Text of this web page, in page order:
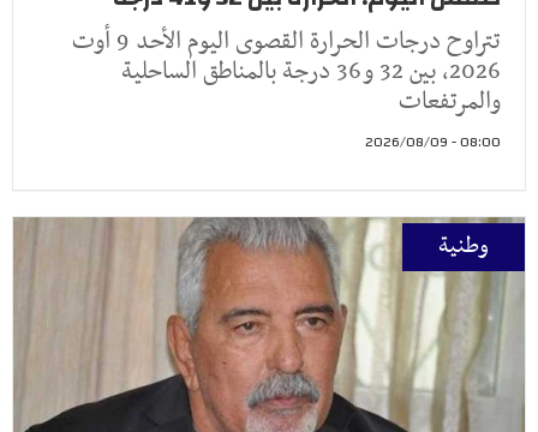
تتراوح درجات الحرارة القصوى اليوم الأحد 9 أوت
2026، بين 32 و36 درجة بالمناطق الساحلية
والمرتفعات
08:00 - 2026/08/09
وطنية